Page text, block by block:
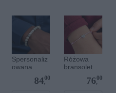
Spersonaliz
owana
bransoletka
84,
00
Różowa
bransoletka
dla dzieci -
76,
00